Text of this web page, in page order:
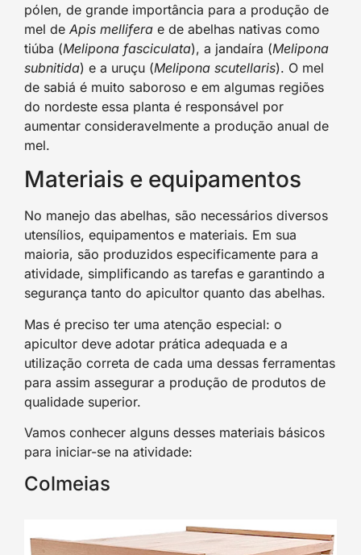
pólen, de grande importância para a produção de
mel de Apis mellifera e de abelhas nativas como
tiúba (Melipona fasciculata), a jandaíra (Melipona
subnitida) e a uruçu (Melipona scutellaris). O mel
de sabiá é muito saboroso e em algumas regiões
do nordeste essa planta é responsável por
aumentar consideravelmente a produção anual de
mel.
Materiais e equipamentos
No manejo das abelhas, são necessários diversos
utensílios, equipamentos e materiais. Em sua
maioria, são produzidos especificamente para a
atividade, simplificando as tarefas e garantindo a
segurança tanto do apicultor quanto das abelhas.
Mas é preciso ter uma atenção especial: o
apicultor deve adotar prática adequada e a
utilização correta de cada uma dessas ferramentas
para assim assegurar a produção de produtos de
qualidade superior.
Vamos conhecer alguns desses materiais básicos
para iniciar-se na atividade:
Colmeias